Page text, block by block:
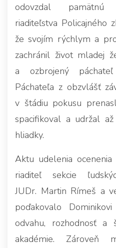
odovzdal pamätnú
riaditeľstva Policajného
že svojím rýchlym a
zachránil život mladej
a ozbrojený
Páchateľa z obzvlášť
v štádiu pokusu
spacifikoval a udržal
hliadky.
Aktu udelenia
riaditeľ sekcie
JUDr. Martin Rímeš a
poďakovalo
odvahu, rozhodnosť a
akadémie. Zároveň